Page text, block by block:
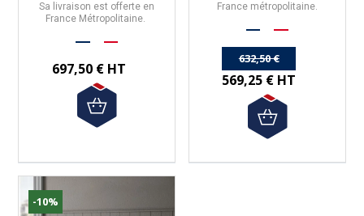
1 733,33 €
1 560,00 € HT
1 626,67 €
1 464,00 € HT
Sa livraison est offerte en
France Métropolitaine.
697,50 € HT
France métropolitaine.
632,50 €
569,25 € HT
-10%